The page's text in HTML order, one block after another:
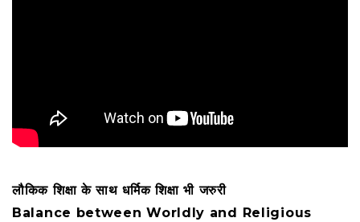
लौकिक शिक्षा के साथ धर्मिक शिक्षा भी जरुरी
Balance between Worldly and Religious